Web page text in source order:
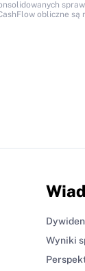
obliczne
Wyniki